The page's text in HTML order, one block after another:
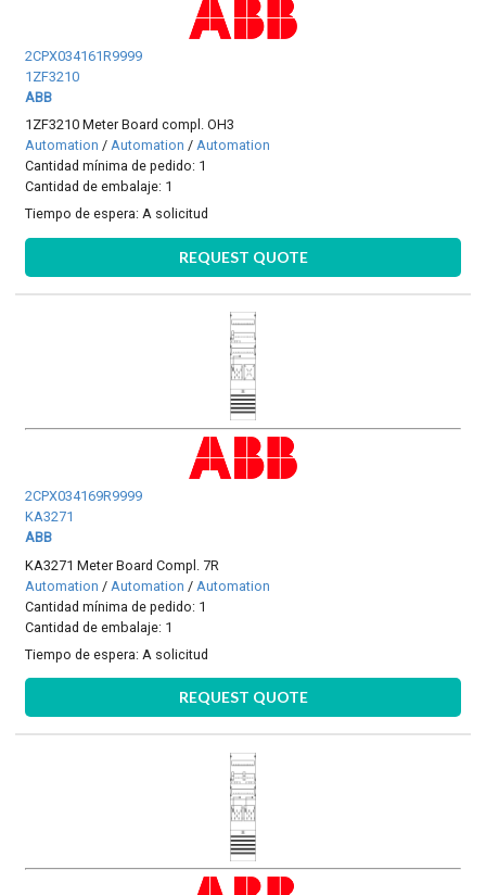
2CPX034161R9999
1ZF3210
ABB
1ZF3210 Meter Board compl. OH3
Automation /Automation /Automation
Cantidad mínima de pedido: 1
Cantidad de embalaje: 1
Tiempo de espera:A solicitud
REQUEST QUOTE
2CPX034169R9999
KA3271
ABB
KA3271 Meter Board Compl. 7R
Automation / Automation / Automation
Cantidad mínima de pedido: 1
Cantidad de embalaje: 1
Tiempo de espera: A solicitud
REQUEST QUOTE